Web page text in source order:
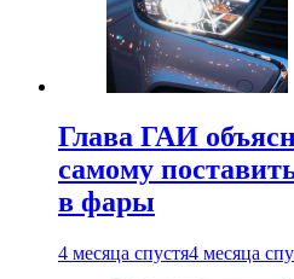
Глава ГАИ
самому
в фары
4 месяца спустя4 месяца